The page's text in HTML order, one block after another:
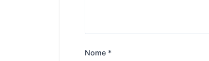
Nome *